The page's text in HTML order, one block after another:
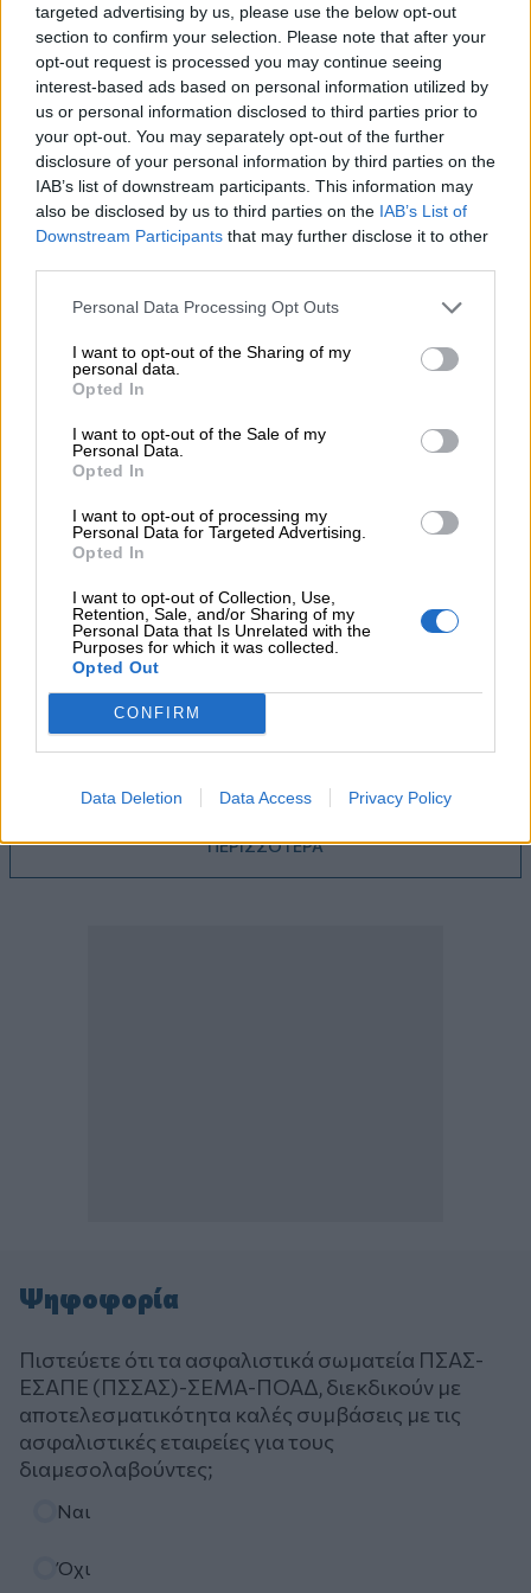
targeted advertising by us, please use the below opt-out
section to confirm your selection. Please note that after your
opt-out request is processed you may continue seeing
interest-based ads based on personal information utilized by
us or personal information disclosed to third parties prior to
your opt-out. You may separately opt-out of the further
disclosure of your personal information by third parties on the
IAB’s list of downstream participants. This information may
also be disclosed by us to third parties on the IAB’s List of
Downstream Participants that may further disclose it to other
Personal Data Processing Opt Outs
I want to opt-out of the Sharing of my
personal data.
Opted In
I want to opt-out of the Sale of my
Personal Data.
Opted In
I want to opt-out of processing my
Personal Data for Targeted Advertising.
Opted In
I want to opt-out of Collection, Use,
Retention, Sale, and/or Sharing of my
Personal Data that Is Unrelated with the
Purposes for which it was collected.
Opted Out
CONFIRM
Data Deletion Data Access Privacy Policy
Μείωση ασφαλιστικών εισφορών ύψους 240 εκατ. ευρώ
ζητούν οι έμποροι από την Κυβέρνηση
06.08.2026 - 10:45
Ευρώπη: Μπορεί η κλιματική αλλαγή να οδηγήσει σε
ενεργειακή κρίση;
06.08.2026 - 09:15
Στέλιος Λιανός – INTERAMERICAN / Αθηναϊκή Γενική Κλινική
06.08.2026 - 08:40
ελληνικές τράπεζες «πρωταθλήτριες» στα δάνεια, νέο deal
Βαρδινογιάννη- Εξάρχου και ο διπλασιασμός των κερδών της
Randy Schekman, Νομπελίστας Ιατρικής: «Σε πέντε χρόνια
μπορεί να έχουμε θεραπεία που αναστέλλει την εξέλιξη του
05.08.2026
Ε.Ε και παράνομη μετανάστευση: προτάσεις και δράσεις με
παρονομαστή το κοινό συμφέρον
05.08.2026
Αντώνης Βουκλαρής - «ΕΡΡΙΚΟΣ ΝΤΥΝΑΝ»
ΠΕΡΙΣΣΟΤΕΡΑ
Ψηφοφορία
Πιστεύετε ότι τα ασφαλιστικά σωματεία ΠΣΑΣ-
ΕΣΑΠΕ (ΠΣΣΑΣ)-ΣΕΜΑ-ΠΟΑΔ, διεκδικούν με
αποτελεσματικότητα καλές συμβάσεις με τις
ασφαλιστικές εταιρείες για τους
διαμεσολαβούντες;
Ναι
Όχι